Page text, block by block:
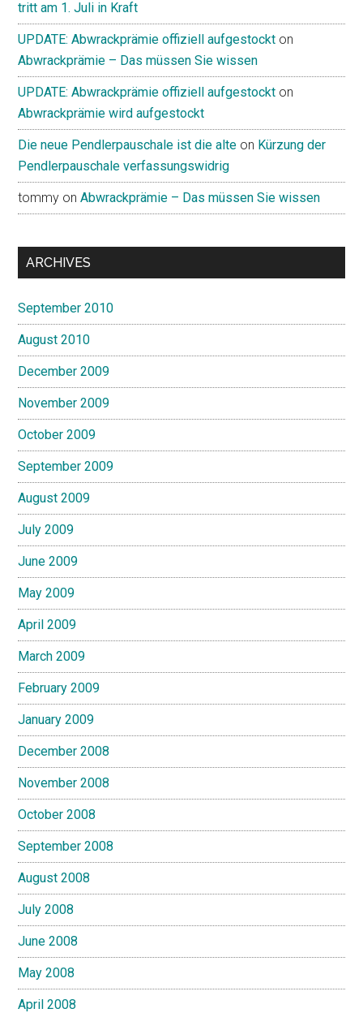
tritt am 1. Juli in Kraft
UPDATE: Abwrackprämie offiziell aufgestockt on
Abwrackprämie – Das müssen Sie wissen
UPDATE: Abwrackprämie offiziell aufgestockt on
Abwrackprämie wird aufgestockt
Die neue Pendlerpauschale ist die alte on Kürzung der
Pendlerpauschale verfassungswidrig
tommy onAbwrackprämie – Das müssen Sie wissen
ARCHIVES
September 2010
August 2010
December 2009
November 2009
October 2009
September 2009
August 2009
July 2009
June 2009
May 2009
April 2009
March 2009
February 2009
January 2009
December 2008
November 2008
October 2008
September 2008
August 2008
July 2008
June 2008
May 2008
April 2008